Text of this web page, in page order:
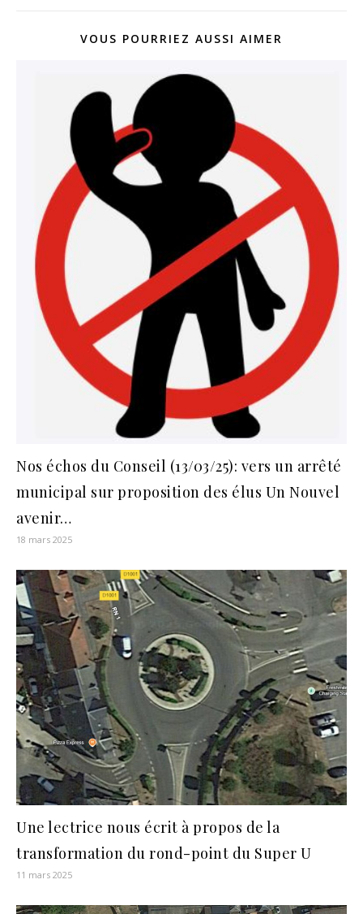
VOUS POURRIEZ AUSSI AIMER
Nos échos du Conseil (13/03/25): vers un arrêté
municipal sur proposition des élus Un Nouvel
avenir…
18 mars 2025
Une lectrice nous écrit à propos de la
transformation du rond-point du Super U
11 mars 2025